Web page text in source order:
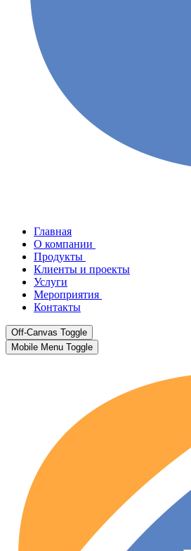
Главная
О компании
Продукты
Клиенты и проекты
Услуги
Мероприятия
Контакты
Off-Canvas Toggle
Mobile Menu Toggle